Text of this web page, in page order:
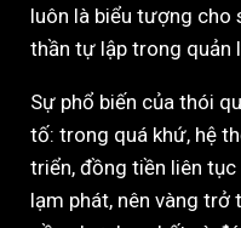
luôn là biểu tượng cho
thần tự lập trong quản
Sự phổ biến của thói
tố: trong quá khứ, hệ
triển, đồng tiền liên
lạm phát, nên vàng trở